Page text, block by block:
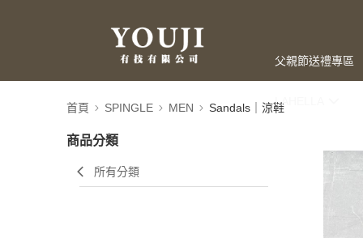
父親節送禮專區
LAHELLA
首頁 SPINGLE MEN Sandals｜涼鞋
商品分類
所有分類